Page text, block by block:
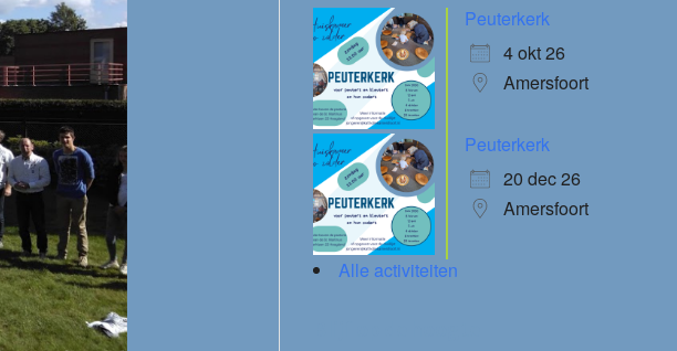
Peuterkerk
4 okt 26
Amersfoort
Peuterkerk
20 dec 26
Amersfoort
Alle activiteiten